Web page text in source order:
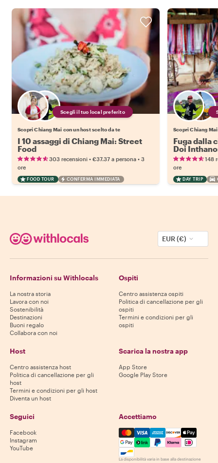
Scegli il tuo local preferito
Scopri Chiang Mai con un host scelto da te
I 10 assaggi di Chiang Mai: Street
Food
303 recensioni • €37.37 a persona • 3
ore
FOOD TOUR CONFERMA IMMEDIATA
Scopri Chiang
Fuga dalla
Doi
148
ore
DAY TRIP
EUR (€)
Informazioni su Withlocals
La nostra storia
Lavora con noi
Sostenibilità
Destinazioni
Buoni regalo
Collabora con noi
Ospiti
Centro assistenza ospiti
Politica di cancellazione per gli
ospiti
Termini e condizioni per gli
ospiti
Host
Centro assistenza host
Politica di cancellazione per gli
host
Termini e condizioni per gli host
Diventa un host
Scarica la nostra app
App Store
Google Play Store
Seguici
Facebook
Instagram
YouTube
Accettiamo
Mastercard, Visa, Amex,
La disponibilità varia in base alla destinazione